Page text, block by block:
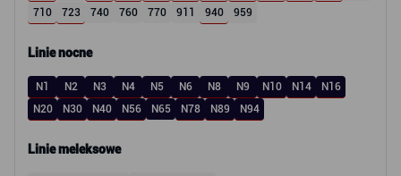
710
723 740 760 770 911 940 959
Linie nocne
N1 N2 N3 N4 N5 N6 N8 N9 N10 N14
N16
N20
N30 N40 N56 N65 N78 N89 N94
Linie meleksowe